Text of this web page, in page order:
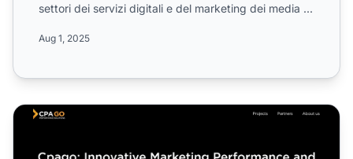
settori dei servizi digitali e del marketing dei media ...
Aug 1, 2025
Programma di Affiliazione CPAGO